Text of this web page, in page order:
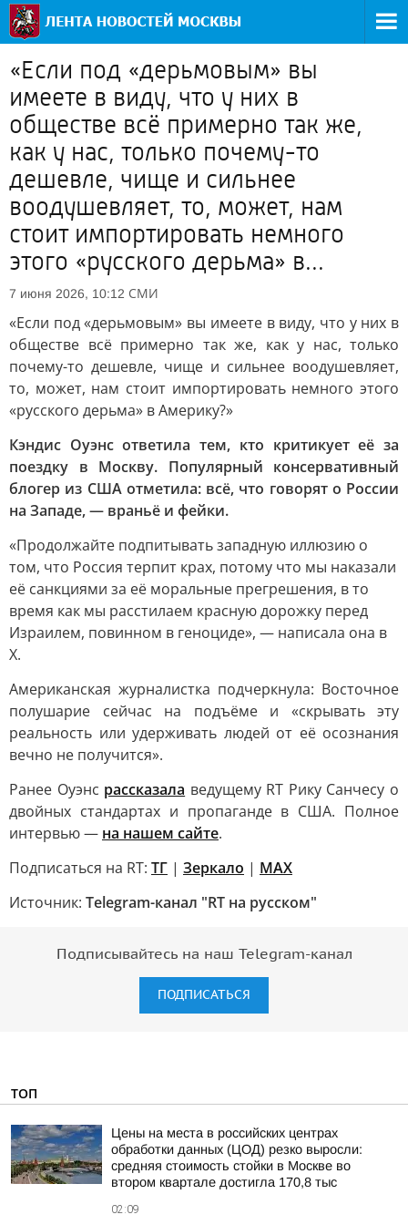
«Если под «дерьмовым» вы
имеете в виду, что у них в
обществе всё примерно так же,
как у нас, только почему-то
дешевле, чище и сильнее
воодушевляет, то, может, нам
стоит импортировать немного
этого «русского дерьма» в...
7 июня 2026, 10:12 СМИ
«Если под «дерьмовым» вы имеете в виду, что у них в
обществе всё примерно так же, как у нас, только
почему-то дешевле, чище и сильнее воодушевляет,
то, может, нам стоит импортировать немного этого
«русского дерьма» в Америку?»
Кэндис Оуэнс ответила тем, кто критикует её за
поездку в Москву. Популярный консервативный
блогер из США отметила: всё, что говорят о России
на Западе, — враньё и фейки.
«Продолжайте подпитывать западную иллюзию о
том, что Россия терпит крах, потому что мы наказали
её санкциями за её моральные прегрешения, в то
время как мы расстилаем красную дорожку перед
Израилем, повинном в геноциде», — написала она в
X.
Американская журналистка подчеркнула: Восточное
полушарие сейчас на подъёме и «скрывать эту
реальность или удерживать людей от её осознания
вечно не получится».
Ранее Оуэнс рассказала ведущему RT Рику Санчесу о
двойных стандартах и пропаганде в США. Полное
интервью — на нашем сайте.
Подписаться на RT: ТГ | Зеркало | MAX
Источник: Telegram-канал "RT на русском"
Подписывайтесь на наш Telegram-канал
ПОДПИСАТЬСЯ
ТОП
Цены на места в российских центрах
обработки данных (ЦОД) резко выросли:
средняя стоимость стойки в Москве во
втором квартале достигла 170,8 тыс
02:09